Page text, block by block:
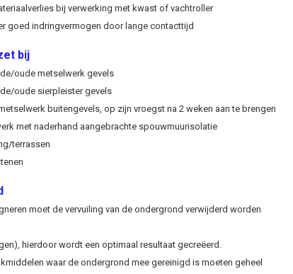
bij verwerking met kwast of vachtroller
goed indringvermogen door lange contacttijd
bij
oude metselwerk gevels
oude sierpleister gevels
buitengevels, op zijn vroegst na 2 weken aan te brengen
met naderhand aangebrachte spouwmuurisolatie
terrassen
moet de vervuiling van de ondergrond verwijderd worden
hierdoor wordt een optimaal resultaat gecreëerd.
waar de ondergrond mee gereinigd is moeten geheel